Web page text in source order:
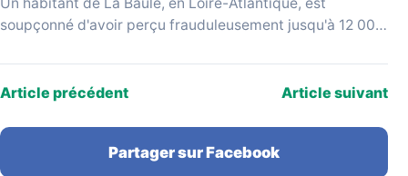
soupçonné d'avoir perçu frauduleusement jusqu'à 12 000
Article précédent Article suivant
Partager sur Facebook